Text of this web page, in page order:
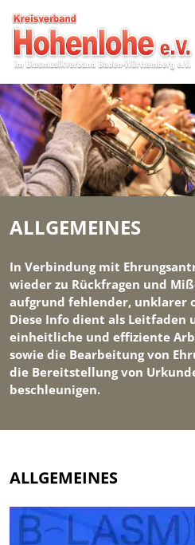
ALLGEMEINES
In Verbindung mit
wieder zu Rückfragen und
aufgrund fehlender, unklarer
Diese Info dient als Leitfaden
einheitliche und effiziente
sowie die Bearbeitung von
die Bereitstellung von
beschleunigen.
ALLGEMEINES